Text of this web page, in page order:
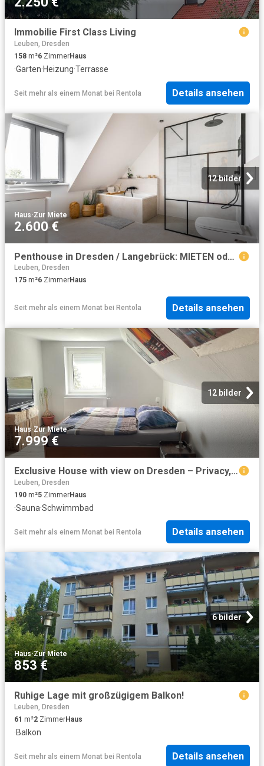
Immobilie First Class Living
Leuben, Dresden
158 m²6 ZimmerHaus
·Garten·Heizung·Terrasse
Seit mehr als einem Monat bei Rentola Details ansehen
12 bilder
Haus·Zur Miete
2.600 €
Penthouse in Dresden / Langebrück: MIETEN oder KAUFEN? Bezugsfertige DHH an der Dresdner Heide mit 175 qm Wohnfläche!
Leuben, Dresden
175 m²6 ZimmerHaus
Seit mehr als einem Monat bei Rentola Details ansehen
12 bilder
Haus·Zur Miete
7.999 €
Exclusive House with view on Dresden – Privacy, Comfort & Prime Location
Leuben, Dresden
190 m²5 ZimmerHaus
·Sauna·Schwimmbad
Seit mehr als einem Monat bei Rentola Details ansehen
6 bilder
Haus·Zur Miete
853 €
Ruhige Lage mit großzügigem Balkon!
Leuben, Dresden
61 m²2 ZimmerHaus
·Balkon
Seit mehr als einem Monat bei Rentola Details ansehen